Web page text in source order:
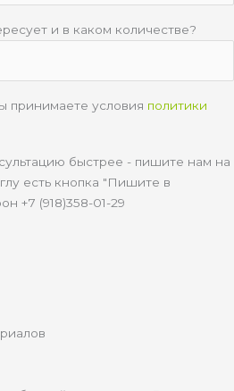
и в каком количестве?
принимаете условия политики
быстрее - пишите нам на
есть кнопка "Пишите в
+7 (918)358-01-29